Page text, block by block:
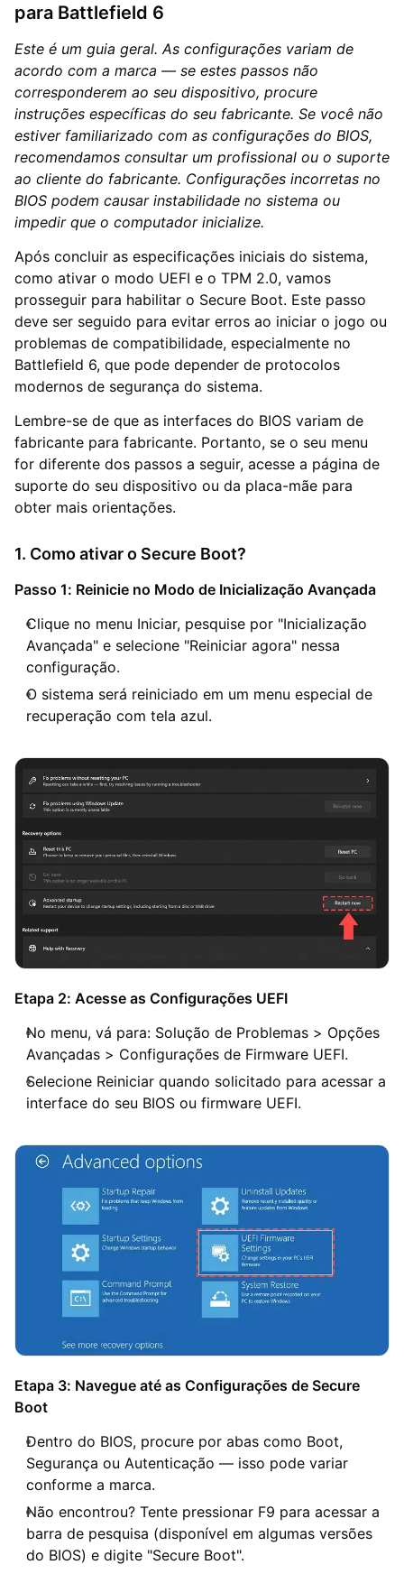
para Battlefield 6
Este é um guia geral. As configurações variam de
acordo com a marca — se estes passos não
corresponderem ao seu dispositivo, procure
instruções específicas do seu fabricante. Se você não
estiver familiarizado com as configurações do BIOS,
recomendamos consultar um profissional ou o suporte
ao cliente do fabricante. Configurações incorretas no
BIOS podem causar instabilidade no sistema ou
impedir que o computador inicialize.
Após concluir as especificações iniciais do sistema,
como ativar o modo UEFI e o TPM 2.0, vamos
prosseguir para habilitar o Secure Boot. Este passo
deve ser seguido para evitar erros ao iniciar o jogo ou
problemas de compatibilidade, especialmente no
Battlefield 6, que pode depender de protocolos
modernos de segurança do sistema.
Lembre-se de que as interfaces do BIOS variam de
fabricante para fabricante. Portanto, se o seu menu
for diferente dos passos a seguir, acesse a página de
suporte do seu dispositivo ou da placa-mãe para
obter mais orientações.
1. Como ativar o Secure Boot?
Passo 1: Reinicie no Modo de Inicialização Avançada
Clique no menu Iniciar, pesquise por "Inicialização
Avançada" e selecione "Reiniciar agora" nessa
configuração.
O sistema será reiniciado em um menu especial de
recuperação com tela azul.
Etapa 2: Acesse as Configurações UEFI
No menu, vá para: Solução de Problemas > Opções
Avançadas > Configurações de Firmware UEFI.
Selecione Reiniciar quando solicitado para acessar a
interface do seu BIOS ou firmware UEFI.
Etapa 3: Navegue até as Configurações de Secure
Boot
Dentro do BIOS, procure por abas como Boot,
Segurança ou Autenticação — isso pode variar
conforme a marca.
Não encontrou? Tente pressionar F9 para acessar a
barra de pesquisa (disponível em algumas versões
do BIOS) e digite "Secure Boot".